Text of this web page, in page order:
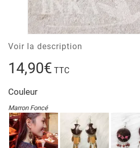
Voir la description
14,90€ TTC
Couleur
Marron Foncé